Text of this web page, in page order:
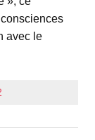
avec le